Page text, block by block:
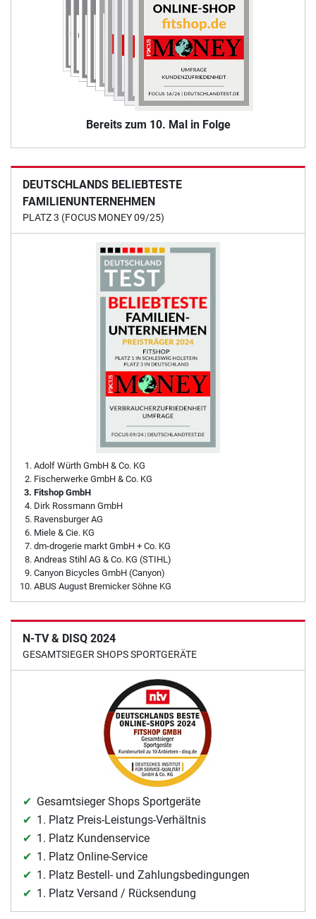
Bereits zum 10. Mal in Folge
DEUTSCHLANDS BELIEBTESTE
FAMILIENUNTERNEHMEN
PLATZ 3 (FOCUS MONEY 09/25)
Adolf Würth GmbH & Co. KG
Fischerwerke GmbH & Co. KG
Fitshop GmbH
Dirk Rossmann GmbH
Ravensburger AG
Miele & Cie. KG
dm-drogerie markt GmbH + Co. KG
Andreas Stihl AG & Co. KG (STIHL)
Canyon Bicycles GmbH (Canyon)
ABUS August Bremicker Söhne KG
N-TV & DISQ 2024
GESAMTSIEGER SHOPS SPORTGERÄTE
Gesamtsieger Shops Sportgeräte
1. Platz Preis-Leistungs-Verhältnis
1. Platz Kundenservice
1. Platz Online-Service
1. Platz Bestell- und Zahlungsbedingungen
1. Platz Versand / Rücksendung